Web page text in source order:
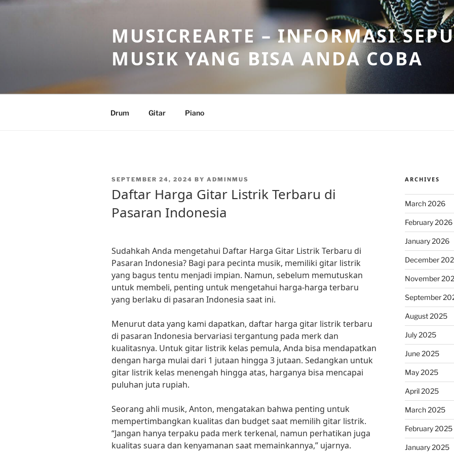
Skip
MUSICREARTE – INFORMASI
MUSIK YANG BISA ANDA COBA
Drum Gitar Piano
POSTED
SEPTEMBER 24, 2024 BY ADMINMUS
Daftar Harga Gitar Listrik Terbaru di
Pasaran Indonesia
Sudahkah Anda mengetahui Daftar Harga Gitar Listrik Terbaru di
Pasaran Indonesia? Bagi para pecinta musik, memiliki gitar listrik
yang bagus tentu menjadi impian. Namun, sebelum memutuskan
untuk membeli, penting untuk mengetahui harga-harga terbaru
yang berlaku di pasaran Indonesia saat ini.
Menurut data yang kami dapatkan, daftar harga gitar listrik terbaru
di pasaran Indonesia bervariasi tergantung pada merk dan
kualitasnya. Untuk gitar listrik kelas pemula, Anda bisa mendapatkan
dengan harga mulai dari 1 jutaan hingga 3 jutaan. Sedangkan untuk
gitar listrik kelas menengah hingga atas, harganya bisa mencapai
puluhan juta rupiah.
Seorang ahli musik, Anton, mengatakan bahwa penting untuk
mempertimbangkan kualitas dan budget saat memilih gitar listrik.
“Jangan hanya terpaku pada merk terkenal, namun perhatikan juga
kualitas suara dan kenyamanan saat memainkannya,” ujarnya.
ARCHIVES
March 2026
February 2026
January 2026
December
November
September
August 2025
July 2025
June 2025
May 2025
April 2025
March 2025
February 2025
January 2025